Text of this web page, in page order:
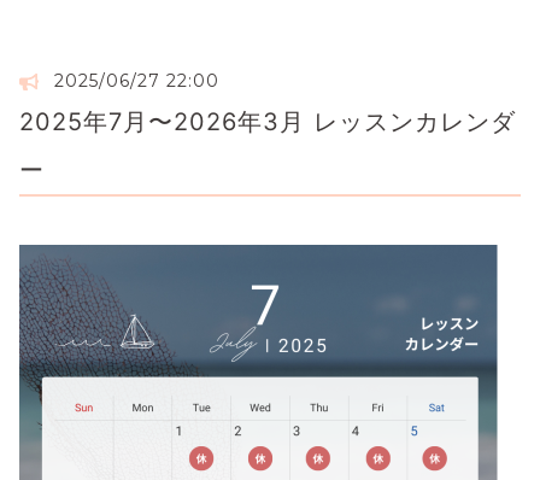
2025/06/27 22:00
2025年7月〜2026年3月 レッスンカレンダ
ー